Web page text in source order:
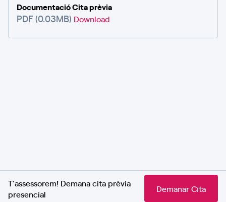
Documentació Cita prèvia
PDF (0.03MB) Download
T'assessorem! Demana cita prèvia
presencial
Demanar Cita